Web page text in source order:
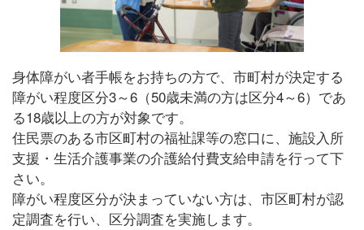
身体障がい者手帳をお持ちの方で、市町村が決定する
障がい程度区分3～6（50歳未満の方は区分4～6）であ
る18歳以上の方が対象です。
住民票のある市区町村の福祉課等の窓口に、施設入所
支援・生活介護事業の介護給付費支給申請を行って下
さい。
障がい程度区分が決まっていない方は、市区町村が認
定調査を行い、区分調査を実施します。